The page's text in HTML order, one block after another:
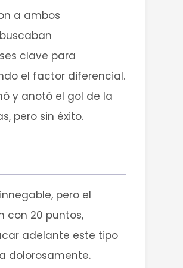
a ambos
clave para
el factor diferencial.
y anotó el gol de la
pero sin éxito.
pero el
con 20 puntos,
adelante este tipo
dolorosamente.